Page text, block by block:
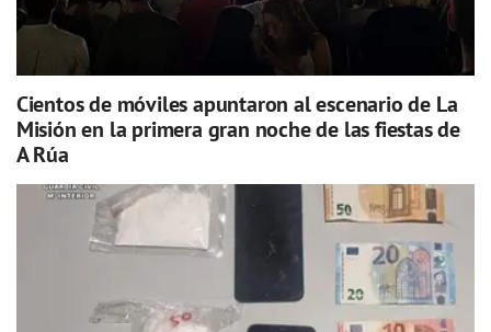
Cientos de móviles apuntaron al escenario de La
Misión en la primera gran noche de las fiestas de
A Rúa